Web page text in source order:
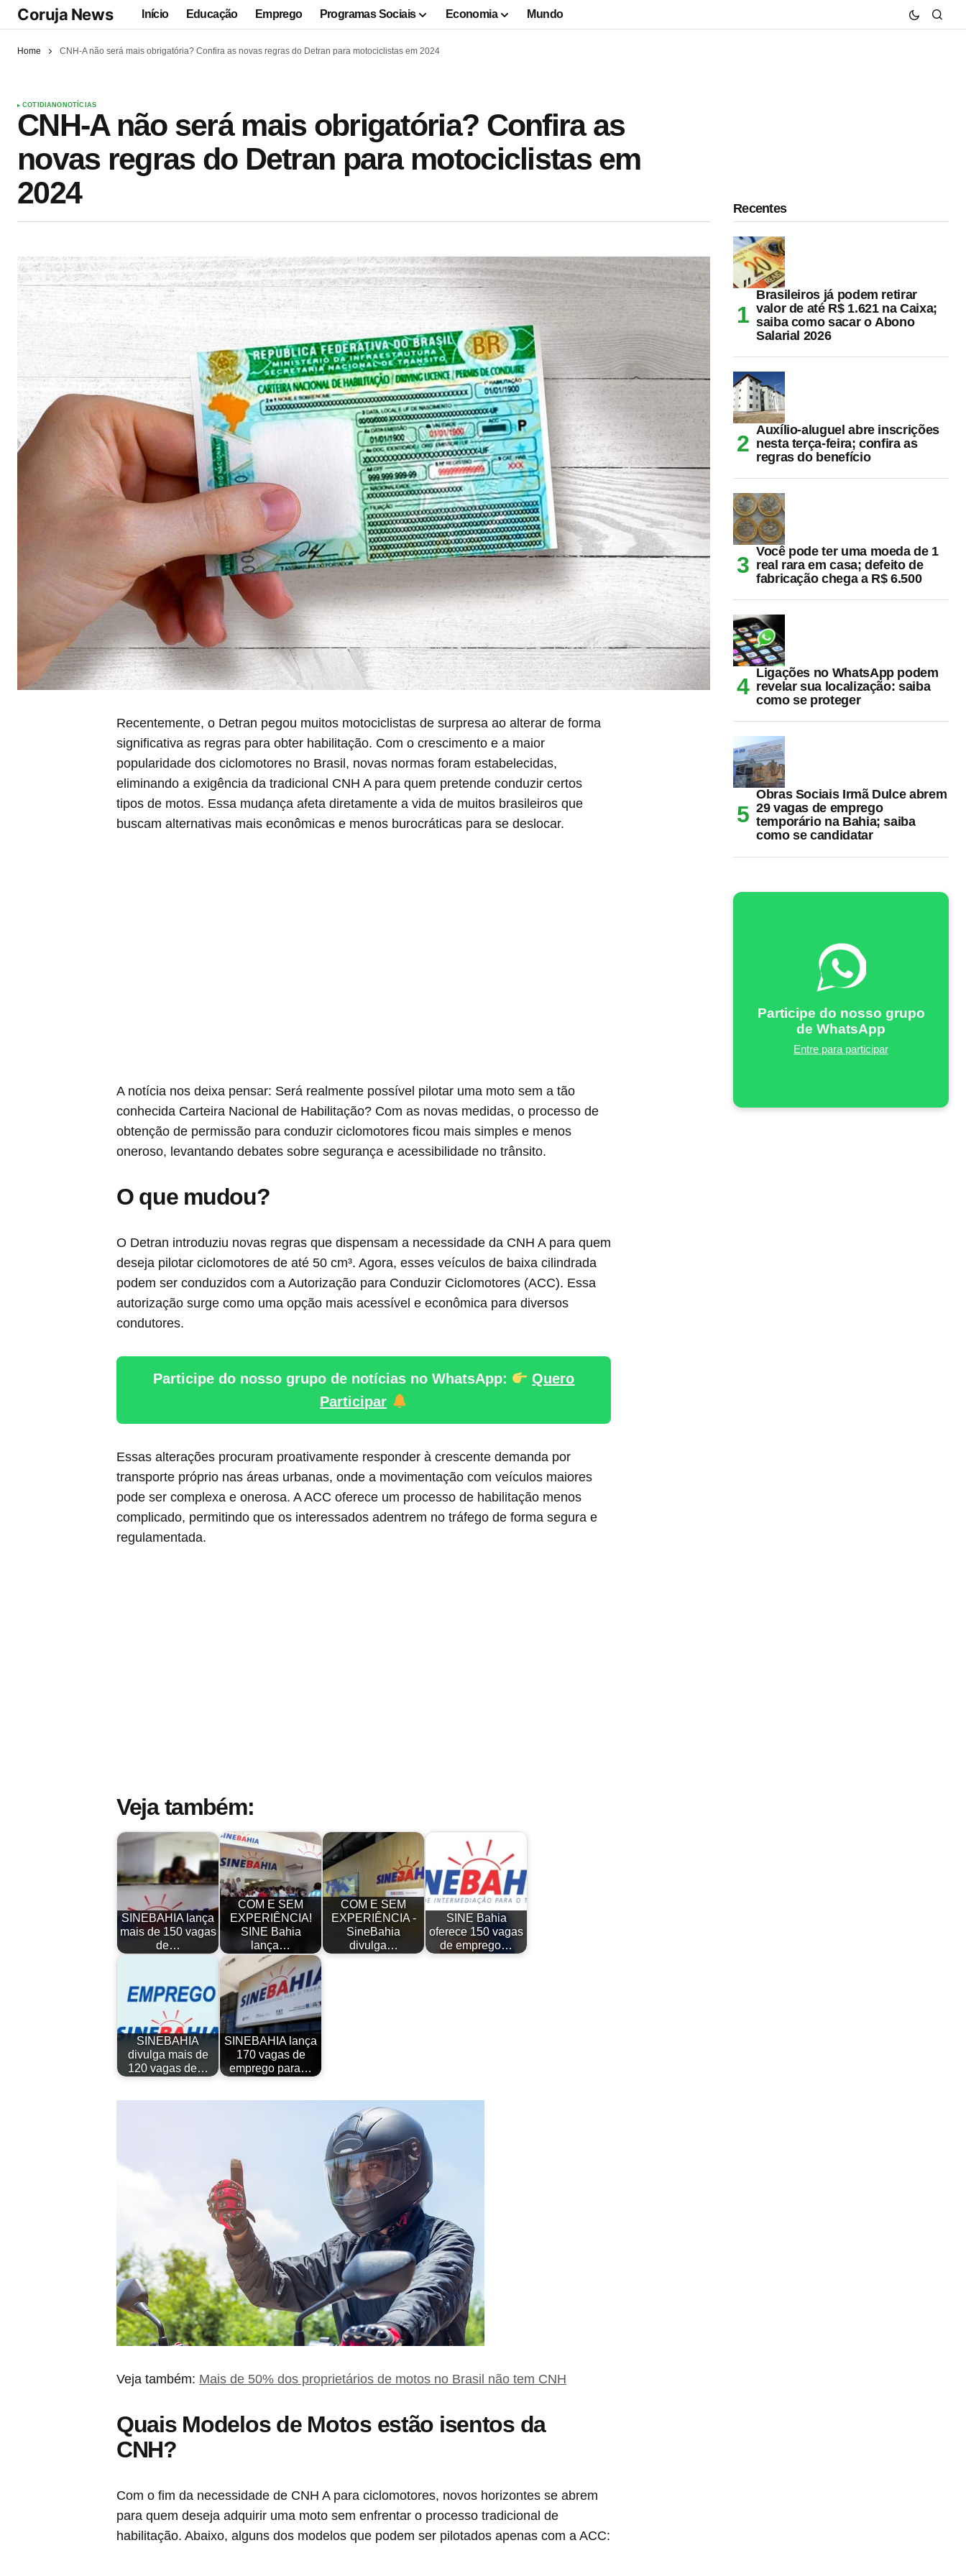
Coruja News Início Educação Emprego Programas Sociais Economia Mundo
Home CNH-A não será mais obrigatória? Confira as novas regras do Detran para motociclistas em 2024
COTIDIANO NOTÍCIAS
CNH-A não será mais obrigatória? Confira as
novas regras do Detran para motociclistas em
2024
Recentemente, o Detran pegou muitos motociclistas de surpresa ao alterar de forma
significativa as regras para obter habilitação. Com o crescimento e a maior
popularidade dos ciclomotores no Brasil, novas normas foram estabelecidas,
eliminando a exigência da tradicional CNH A para quem pretende conduzir certos
tipos de motos. Essa mudança afeta diretamente a vida de muitos brasileiros que
buscam alternativas mais econômicas e menos burocráticas para se deslocar.
A notícia nos deixa pensar: Será realmente possível pilotar uma moto sem a tão
conhecida Carteira Nacional de Habilitação? Com as novas medidas, o processo de
obtenção de permissão para conduzir ciclomotores ficou mais simples e menos
oneroso, levantando debates sobre segurança e acessibilidade no trânsito.
O que mudou?
O Detran introduziu novas regras que dispensam a necessidade da CNH A para quem
deseja pilotar ciclomotores de até 50 cm³. Agora, esses veículos de baixa cilindrada
podem ser conduzidos com a Autorização para Conduzir Ciclomotores (ACC). Essa
autorização surge como uma opção mais acessível e econômica para diversos
condutores.
Participe do nosso grupo de notícias no WhatsApp:
Quero
Participar
Essas alterações procuram proativamente responder à crescente demanda por
transporte próprio nas áreas urbanas, onde a movimentação com veículos maiores
pode ser complexa e onerosa. A ACC oferece um processo de habilitação menos
complicado, permitindo que os interessados adentrem no tráfego de forma segura e
regulamentada.
Veja também:
SINEBAHIA lança
mais de 150 vagas
de…
COM E SEM
EXPERIÊNCIA!
SINE Bahia
lança…
COM E SEM
EXPERIÊNCIA -
SineBahia
divulga…
SINE Bahia
oferece 150 vagas
de emprego…
SINEBAHIA
divulga mais de
120 vagas de…
SINEBAHIA lança
170 vagas de
emprego para…
Veja também: Mais de 50% dos proprietários de motos no Brasil não tem CNH
Quais Modelos de Motos estão isentos da
CNH?
Com o fim da necessidade de CNH A para ciclomotores, novos horizontes se abrem
para quem deseja adquirir uma moto sem enfrentar o processo tradicional de
habilitação. Abaixo, alguns dos modelos que podem ser pilotados apenas com a ACC:
Recentes
Brasileiros já podem retirar
valor de até R$ 1.621 na Caixa;
saiba como sacar o Abono
Salarial 2026
Auxílio-aluguel abre inscrições
nesta terça-feira; confira as
regras do benefício
Você pode ter uma moeda de 1
real rara em casa; defeito de
fabricação chega a R$ 6.500
Ligações no WhatsApp podem
revelar sua localização: saiba
como se proteger
Obras Sociais Irmã Dulce abrem
29 vagas de emprego
temporário na Bahia; saiba
como se candidatar
Participe do nosso grupo
de WhatsApp
Entre para participar